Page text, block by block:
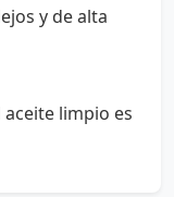
y de alta
limpio es